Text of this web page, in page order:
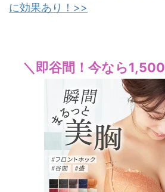
に効果あり！>>
＼即谷間！今なら